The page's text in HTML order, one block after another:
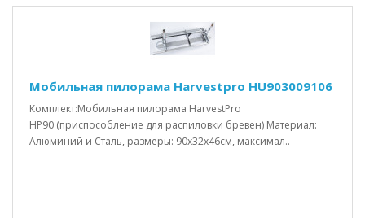
Мобильная пилорама Harvestpro HU903009106
Комплект:Мобильная пилорама HarvestPro
HP90 (приспособление для распиловки бревен) Материал:
Алюминий и Сталь, размеры: 90x32x46см, максимал..